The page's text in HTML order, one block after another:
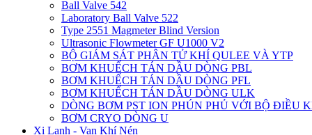
Ball Valve 542
Laboratory Ball Valve 522
Type 2551 Magmeter Blind Version
Ultrasonic Flowmeter GF U1000 V2
BỘ GIÁM SÁT PHÂN TỬ KHÍ QULEE VÀ YTP
BƠM KHUẾCH TÁN DẦU DÒNG PBL
BƠM KHUẾCH TÁN DẦU DÒNG PFL
BƠM KHUẾCH TÁN DẦU DÒNG ULK
DÒNG BƠM PST ION PHÚN PHỦ VỚI BỘ ĐIỀU
BƠM CRYO DÒNG U
Xi Lanh - Van Khí Nén